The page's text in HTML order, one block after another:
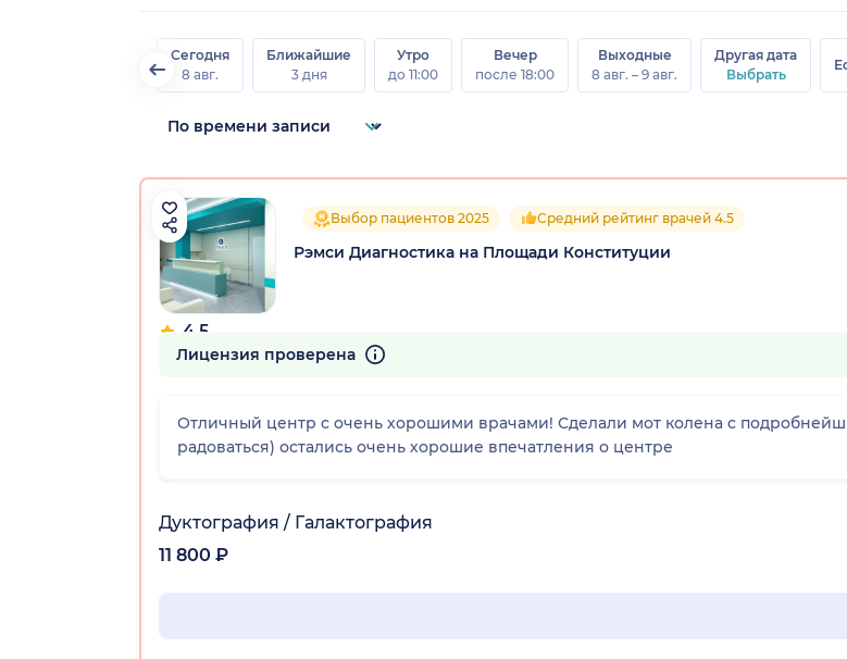
Сегодня
8 авг.
Ближайшие
3 дня
Утро
до 11:00
Вечер
после 18:00
Выходные
8 авг. – 9 авг.
Другая дата
Выбрать
4.5
849 отзывов
Выбор пациентов 2025 Средний рейтинг врачей 4.5
Рэмси Диагностика на Площади Конституции
Лицензия проверена
Отличный центр с очень хорошими врачами! Сделали мот колена с
радоваться) остались очень хорошие впечатления о центре
Дуктография / Галактография
11 800 ₽